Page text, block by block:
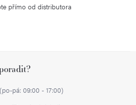
přímo od distributora
(po-pá: 09:00 - 17:00)